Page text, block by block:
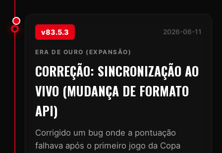
v83.5.3 2026-06-11
ERA DE OURO (EXPANSÃO)
CORREÇÃO: SINCRONIZAÇÃO AO
VIVO (MUDANÇA DE FORMATO
API)
Corrigido um bug onde a pontuação
falhava após o primeiro jogo da Copa